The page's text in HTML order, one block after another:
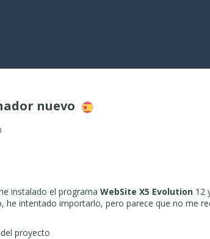
nuevo
instalado el programaWebSite X5 Evolution 12
he intentado importarlo, pero parece que no me
proyecto